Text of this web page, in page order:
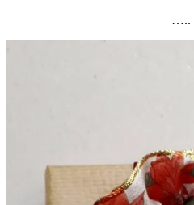
…..